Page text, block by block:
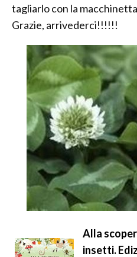
tagliarlo con la
Grazie, arrivederci!!!!!!
Alla
insetti.